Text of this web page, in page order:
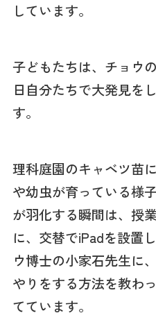
しています。
子どもたちは、チョウ
日自分たちで大発見を
す。
理科庭園のキャベツ苗
や幼虫が育っている様
が羽化する瞬間は、授
に、交替でiPadを設置
ウ博士の小家石先生に
やりをする方法を教わ
てています。